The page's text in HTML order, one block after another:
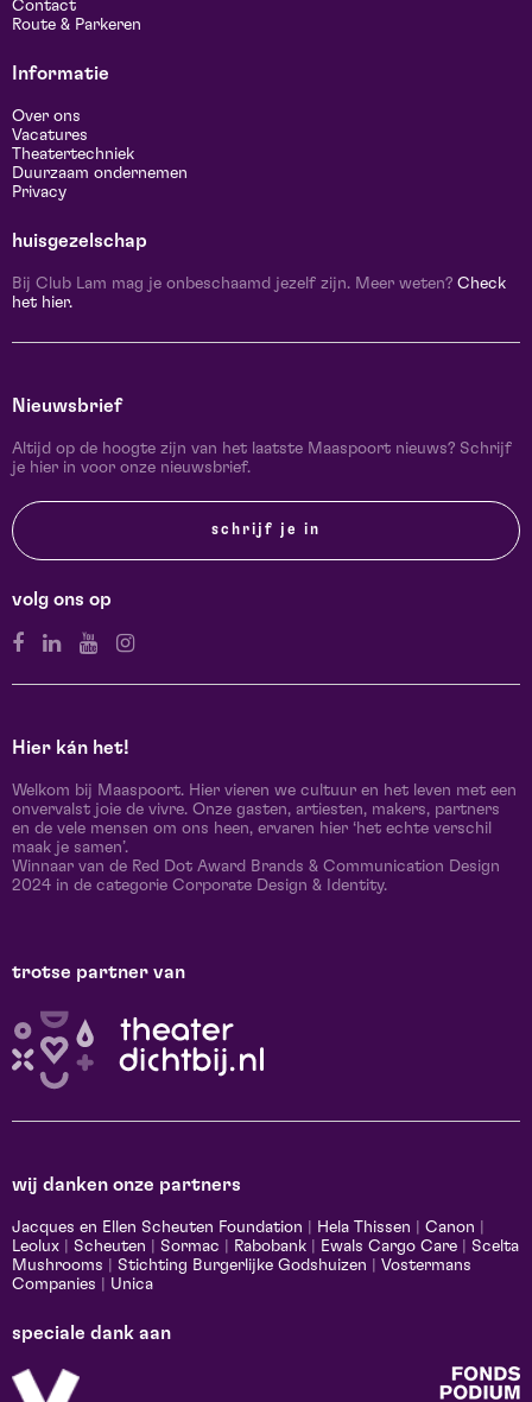
Contact
Route & Parkeren
Informatie
Over ons
Vacatures
Theatertechniek
Duurzaam ondernemen
Privacy
huisgezelschap
Bij Club Lam mag je onbeschaamd jezelf zijn. Meer weten? Check
het hier.
Nieuwsbrief
Altijd op de hoogte zijn van het laatste Maaspoort nieuws? Schrijf
je hier in voor onze nieuwsbrief.
schrijf je in
volg ons op
Hier kán het!
Welkom bij Maaspoort. Hier vieren we cultuur en het leven met een
onvervalst joie de vivre. Onze gasten, artiesten, makers, partners
en de vele mensen om ons heen, ervaren hier ‘het echte verschil
maak je samen’.
Winnaar van de Red Dot Award Brands & Communication Design
2024 in de categorie Corporate Design & Identity.
trotse partner van
wij danken onze partners
Jacques en Ellen Scheuten Foundation Hela Thissen Canon
Leolux
Scheuten Sormac Rabobank Ewals Cargo Care
Scelta
Mushrooms
Stichting Burgerlijke Godshuizen
Vostermans
Companies
Unica
speciale dank aan